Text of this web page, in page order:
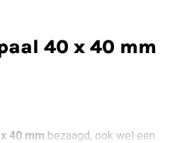
40 x 40 mm
40 mm bezaagd, ook wel een